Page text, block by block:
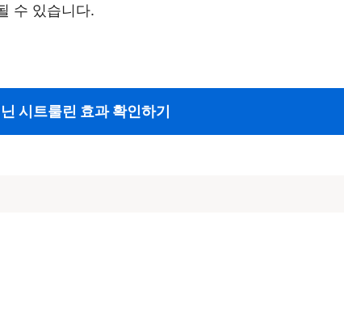
수 있습니다.
시트룰린 효과 확인하기